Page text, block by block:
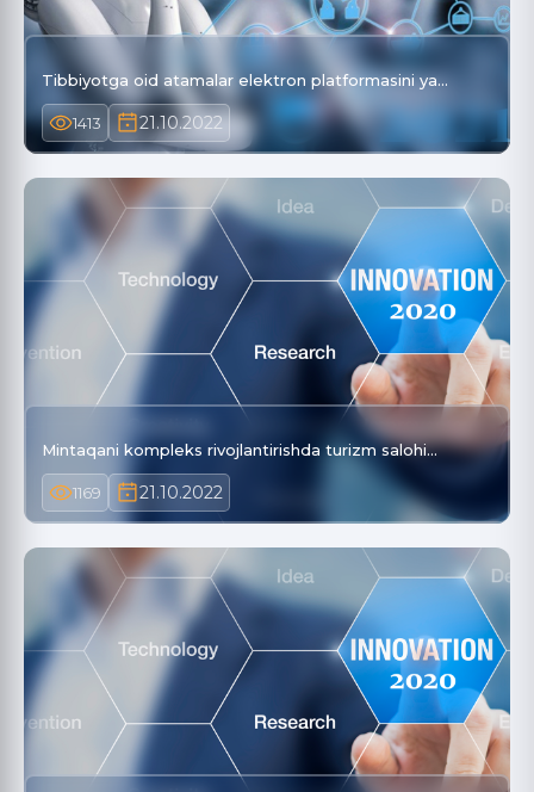
Tibbiyotga oid atamalar elektron platformasini ya…
1413 21.10.2022
Mintaqani kompleks rivojlantirishda turizm salohi…
1169 21.10.2022